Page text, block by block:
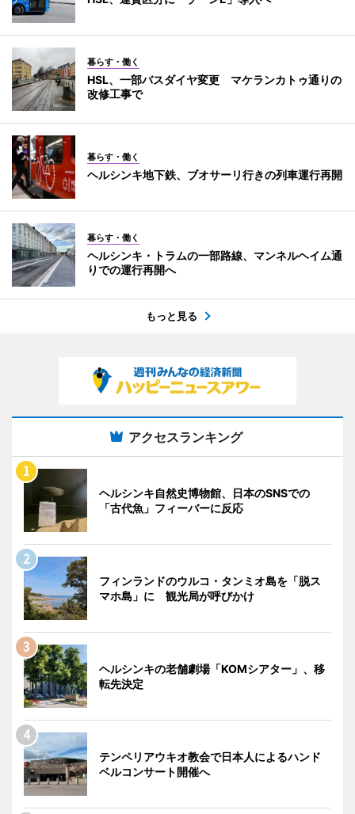
暮らす・働く
HSL、一部バスダイヤ変更 マケランカトゥ通りの
改修工事で
暮らす・働く
ヘルシンキ地下鉄、ブオサーリ行きの列車運行再開
暮らす・働く
ヘルシンキ・トラムの一部路線、マンネルヘイム通
りでの運行再開へ
もっと見る
アクセスランキング
ヘルシンキ自然史博物館、日本のSNSでの
「古代魚」フィーバーに反応
フィンランドのウルコ・タンミオ島を「脱ス
マホ島」に 観光局が呼びかけ
ヘルシンキの老舗劇場「KOMシアター」、移
転先決定
テンペリアウキオ教会で日本人によるハンド
ベルコンサート開催へ